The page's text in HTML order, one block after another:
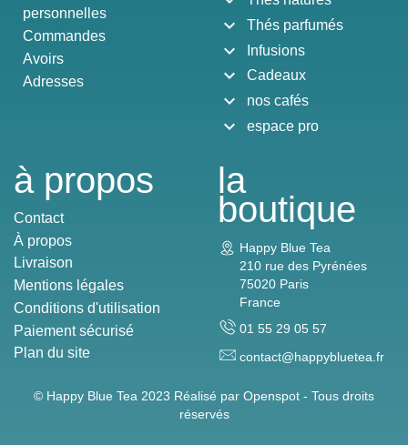
personnelles
Commandes
Avoirs
Adresses
Thés parfumés
expand_more
Infusions
expand_more
Cadeaux
expand_more
nos cafés
expand_more
espace pro
expand_more
à propos
Contact
À propos
Livraison
Mentions légales
Conditions d'utilisation
Paiement sécurisé
Plan du site
la
boutique
Happy Blue Tea
210 rue des Pyrénées
75020 Paris
France
01 55 29 05 57
contact@happybluetea.fr
© Happy Blue Tea 2023 Réalisé par Openspot - Tous droits
réservés